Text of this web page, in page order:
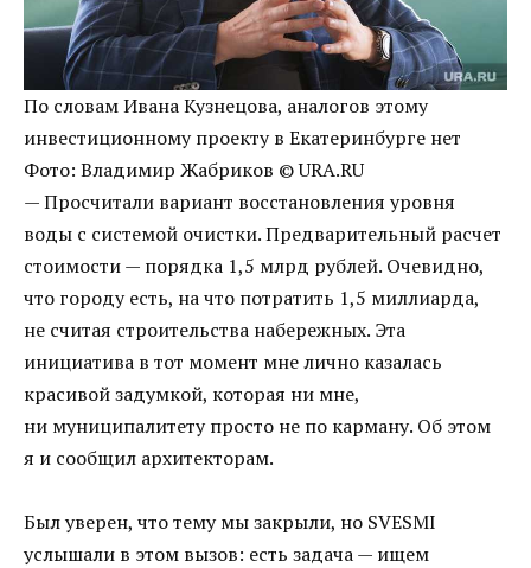
По словам Ивана Кузнецова, аналогов этому
инвестиционному проекту в Екатеринбурге нет
Фото: Владимир Жабриков © URA.RU
— Просчитали вариант восстановления уровня
воды с системой очистки. Предварительный расчет
стоимости — порядка 1,5 млрд рублей. Очевидно,
что городу есть, на что потратить 1,5 миллиарда,
не считая строительства набережных. Эта
инициатива в тот момент мне лично казалась
красивой задумкой, которая ни мне,
ни муниципалитету просто не по карману. Об этом
я и сообщил архитекторам.
Был уверен, что тему мы закрыли, но SVESMI
услышали в этом вызов: есть задача — ищем